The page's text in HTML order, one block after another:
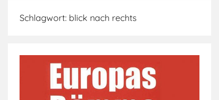
Schlagwort: blick nach rechts